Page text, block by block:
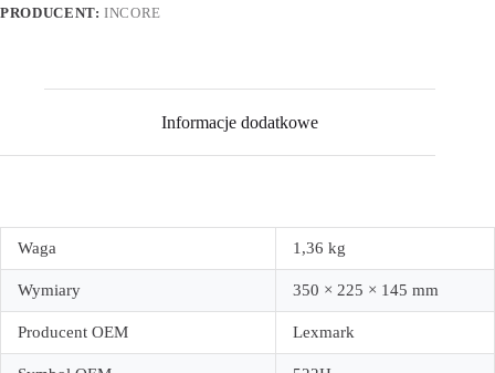
PRODUCENT:INCORE
Informacje dodatkowe
Waga 1,36 kg
Wymiary 350 × 225 × 145 mm
Producent OEM Lexmark